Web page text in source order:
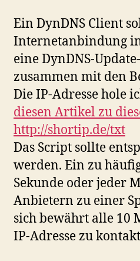
Ein DynDNS Client
Internetanbindung
eine DynDNS-
zusammen mit den
Die IP-Adresse hole
diesen Artikel zu
http://shortip.de/txt
Das Script sollte
werden. Ein zu
Sekunde oder jeder
Anbietern zu einer
sich bewährt alle 10
IP-Adresse zu